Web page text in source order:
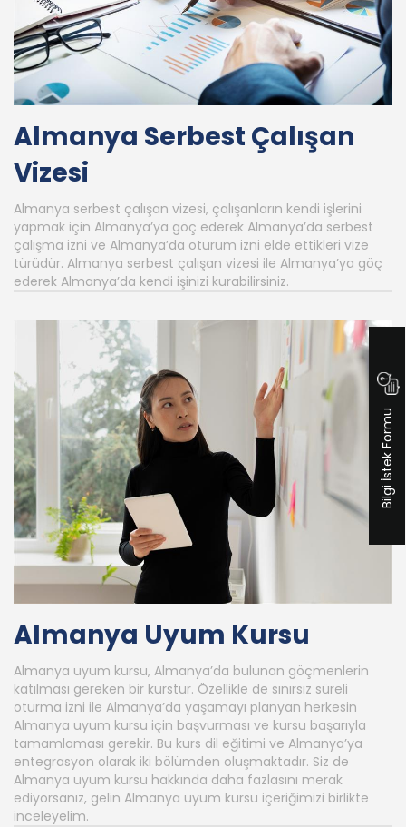
Almanya Serbest Çalışan
Vizesi
Almanya serbest çalışan vizesi, çalışanların kendi işlerini
yapmak için Almanya’ya göç ederek Almanya’da serbest
çalışma izni ve Almanya’da oturum izni elde ettikleri vize
türüdür. Almanya serbest çalışan vizesi ile Almanya’ya göç
ederek Almanya’da kendi işinizi kurabilirsiniz.
Almanya Uyum Kursu
Almanya uyum kursu, Almanya’da bulunan göçmenlerin
katılması gereken bir kurstur. Özellikle de sınırsız süreli
oturma izni ile Almanya’da yaşamayı planyan herkesin
Almanya uyum kursu için başvurması ve kursu başarıyla
tamamlaması gerekir. Bu kurs dil eğitimi ve Almanya’ya
entegrasyon olarak iki bölümden oluşmaktadır. Siz de
Almanya uyum kursu hakkında daha fazlasını merak
ediyorsanız, gelin Almanya uyum kursu içeriğimizi birlikte
inceleyelim.
Bilgi İstek Formu